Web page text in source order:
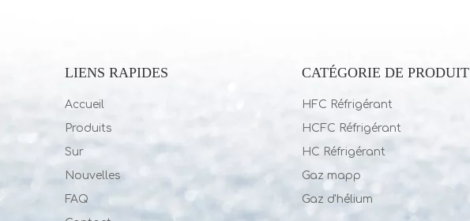
LIENS RAPIDES
Accueil
Produits
Sur
Nouvelles
FAQ
CATÉGORIE DE PRODUIT
HFC Réfrigérant
HCFC Réfrigérant
HC Réfrigérant
Gaz mapp
Gaz d'hélium